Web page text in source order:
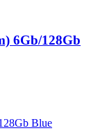
6Gb/128Gb